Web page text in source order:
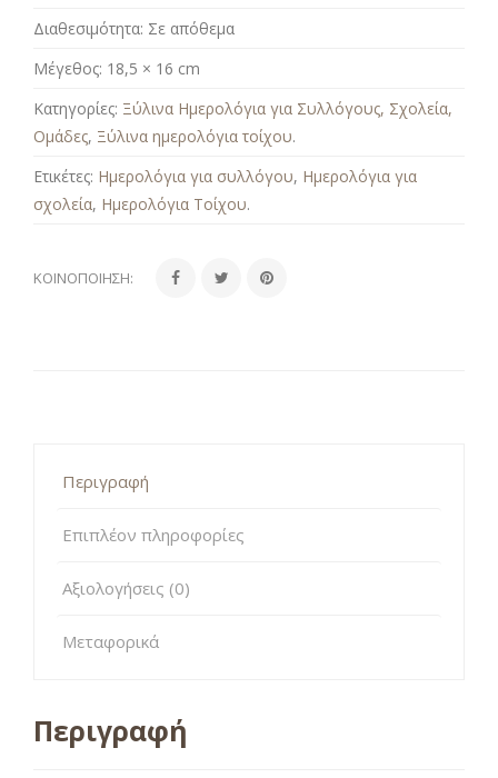
Διαθεσιμότητα: Σε απόθεμα
Μέγεθος: 18,5 × 16 cm
Κατηγορίες: Ξύλινα Ημερολόγια για Συλλόγους, Σχολεία,
Ομάδες, Ξύλινα ημερολόγια τοίχου.
Ετικέτες: Ημερολόγια για συλλόγου, Ημερολόγια για
σχολεία, Ημερολόγια Τοίχου.
ΚΟΙΝΟΠΟΊΗΣΗ:
Περιγραφή
Επιπλέον πληροφορίες
Αξιολογήσεις (0)
Μεταφορικά
Περιγραφή